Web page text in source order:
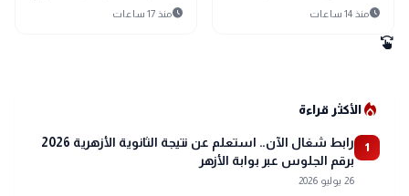
يفاجئ الأسواق
scheduleمنذ 14 ساعات
السبت 8 أغسطس 2026
scheduleمنذ 17 ساعات
swipe
local_fire_departmentالأكثر قراءة
1
رابط شغال الآن.. استعلم عن نتيجة الثانوية الأزهرية 2026
برقم الجلوس عبر بوابة الأزهر
26 يوليو 2026